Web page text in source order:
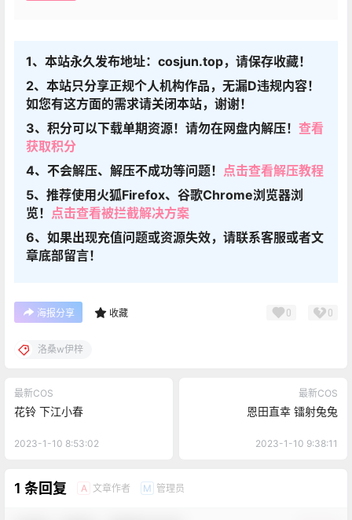
1、本站永久发布地址：cosjun.top，请保存收藏！
2、本站只分享正规个人机构作品，无漏D违规内容！
如您有这方面的需求请关闭本站，谢谢！
3、积分可以下载单期资源！请勿在网盘内解压！ 查看
获取积分
4、不会解压、解压不成功等问题！ 点击查看解压教程
5、推荐使用火狐Firefox、谷歌Chrome浏览器浏
览！ 点击查看被拦截解决方案
6、如果出现充值问题或资源失效，请联系客服或者文
章底部留言！
海报分享 收藏 0 0
洛桑w伊梓
最新COS
花铃 下江小春
2023-1-10 8:53:02
最新COS
恩田直幸 镭射兔兔
2023-1-10 9:38:11
1 条回复 A 文章作者 M 管理员